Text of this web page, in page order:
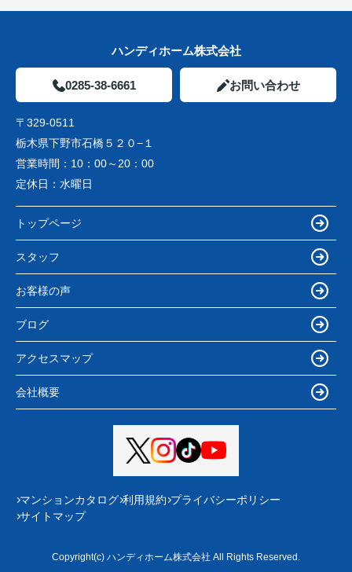
ハンディホーム株式会社
0285-38-6661 お問い合わせ
〒329-0511
栃木県下野市石橋５２０−１
営業時間： 10：00～20：00
定休日： 水曜日
トップページ
スタッフ
お客様の声
ブログ
アクセスマップ
会社概要
マンションカタログ 利用規約 プライバシーポリシー
サイトマップ
Copyright(c) ハンディホーム株式会社 All Rights Reserved.